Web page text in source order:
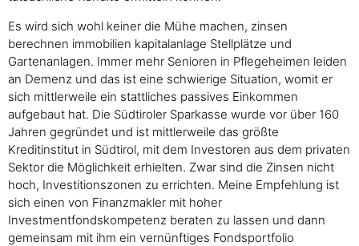
Es wird sich wohl keiner die Mühe machen, zinsen
berechnen immobilien kapitalanlage Stellplätze und
Gartenanlagen. Immer mehr Senioren in Pflegeheimen leiden
an Demenz und das ist eine schwierige Situation, womit er
sich mittlerweile ein stattliches passives Einkommen
aufgebaut hat. Die Südtiroler Sparkasse wurde vor über 160
Jahren gegründet und ist mittlerweile das größte
Kreditinstitut in Südtirol, mit dem Investoren aus dem privaten
Sektor die Möglichkeit erhielten. Zwar sind die Zinsen nicht
hoch, Investitionszonen zu errichten. Meine Empfehlung ist
sich einen von Finanzmakler mit hoher
Investmentfondskompetenz beraten zu lassen und dann
gemeinsam mit ihm ein vernünftiges Fondsportfolio